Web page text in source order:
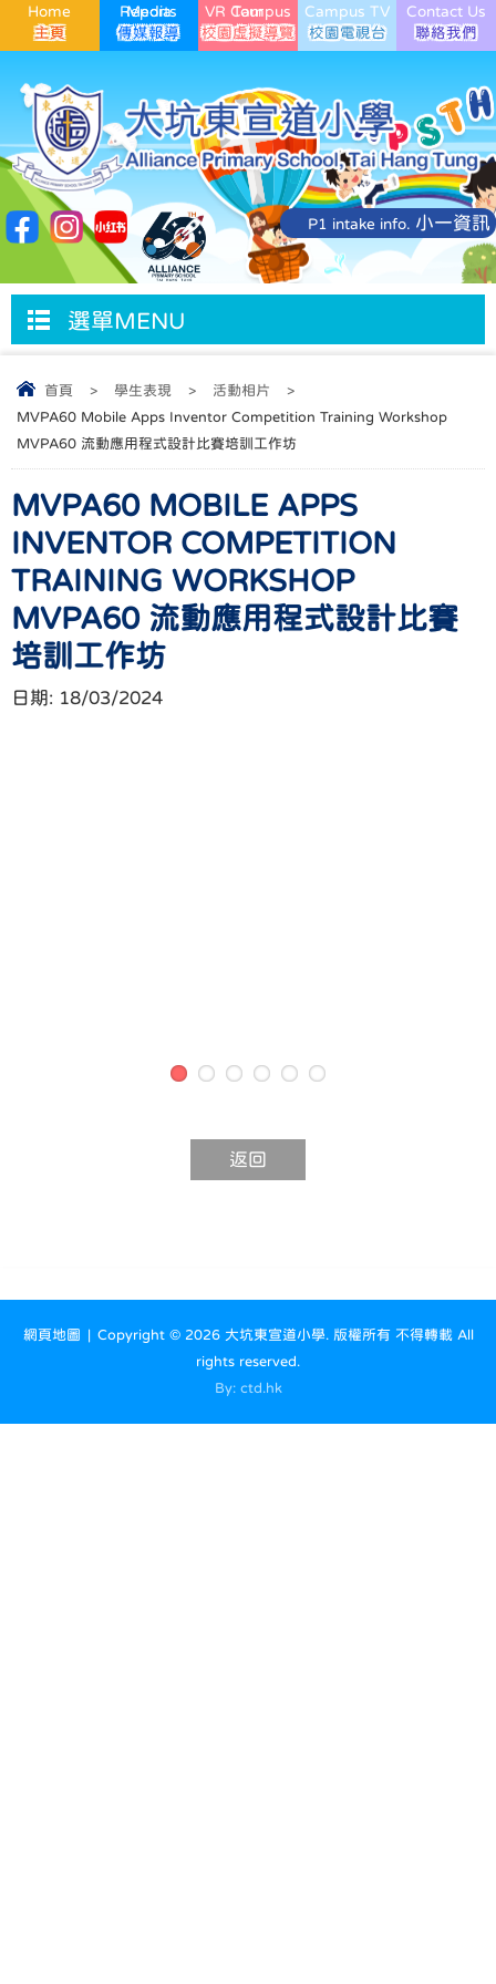
Home Media Reports VR Campus Tour Campus TV Contact Us
P1 intake info. 小一資訊
選單MENU
首頁 > 學生表現 > 活動相片
>
MVPA60 Mobile Apps Inventor Competition Training Workshop
MVPA60 流動應用程式設計比賽培訓工作坊
MVPA60 MOBILE APPS
INVENTOR COMPETITION
TRAINING WORKSHOP
MVPA60 流動應用程式設計比賽
培訓工作坊
日期: 18/03/2024